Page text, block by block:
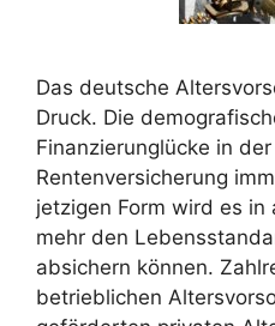
Das deutsche
Druck. Die
Finanzierunglücke in
Rentenversicherung
jetzigen Form wird es
mehr den
absichern können.
betrieblichen